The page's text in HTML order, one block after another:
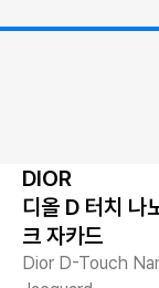
DIOR
디올 D 터치 나
크 자카드
Dior D-Touch